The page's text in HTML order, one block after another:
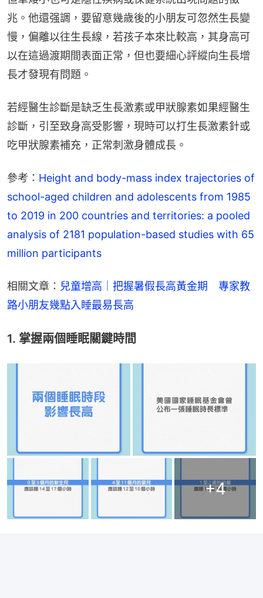
兆。他還强調，要留意幾歲後的小朋友可忽然生長變
慢，偏離以往生長線，若孩子本來比較高，其身高可
以在這過渡期間表面正常，但也要細心評縱向生長增
長才發現有問題。
若經醫生診斷是缺乏生長激素或甲狀腺素如果經醫生
診斷，引至致身高受影響，現時可以打生長激素針或
吃甲狀腺素補充，正常刺激身體成長。
參考： Height and body-mass index trajectories of
school-aged children and adolescents from 1985
to 2019 in 200 countries and territories: a pooled
analysis of 2181 population-based studies with 65
million participants
相關文章： 兒童增高｜把握暑假長高黃金期　專家教
路小朋友幾點入睡最易長高
1. 掌握兩個睡眠關鍵時間
+4